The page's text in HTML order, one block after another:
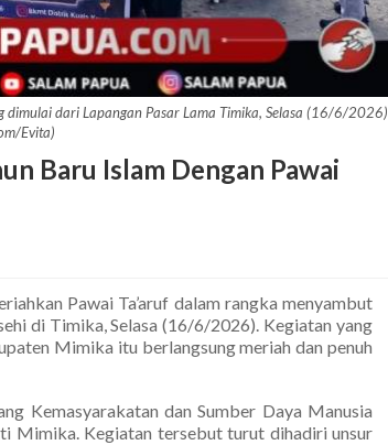
dari Lapangan Pasar Lama Timika, Selasa (16/6/2026)
Evita)
Baru Islam Dengan Pawai
Pawai Ta’aruf dalam rangka menyambut
di Timika, Selasa (16/6/2026). Kegiatan yang
Mimika itu berlangsung meriah dan penuh
Kemasyarakatan dan Sumber Daya Manusia
Mimika. Kegiatan tersebut turut dihadiri unsur